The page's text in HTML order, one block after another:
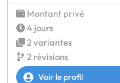
Montant privé
4 jours
2 variantes
2 révisions
Voir le profil